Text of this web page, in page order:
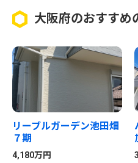
大阪府のおすすめ
リーブルガーデン池田畑
７期
4,180万円